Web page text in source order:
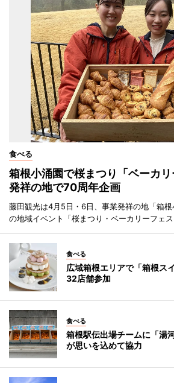
食べる
箱根小涌園で桜まつり「ベーカ
発祥の地で70周年企画
藤田観光は4月5日・6日、事業発祥の地「箱
の地域イベント「桜まつり・ベーカリーフェス
食べる
広域箱根エリアで「箱根ス
32店舗参加
食べる
箱根駅伝出場チームに「
が思いを込めて協力